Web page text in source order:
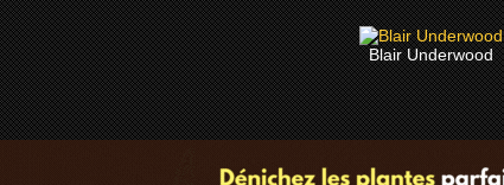
Blair Underwood